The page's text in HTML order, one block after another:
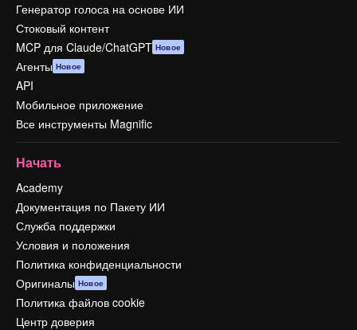
Генератор голоса на основе ИИ
Стоковый контент
MCP для Claude/ChatGPT Новое
Агенты Новое
API
Мобильное приложение
Все инструменты Magnific
Начать
Academy
Документация по Пакету ИИ
Служба поддержки
Условия и положения
Политика конфиденциальности
Оригиналы Новое
Политика файлов cookie
Центр доверия